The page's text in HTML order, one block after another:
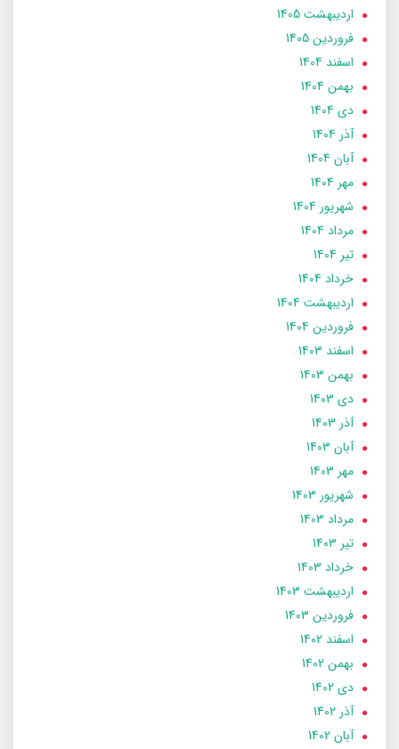
ارديبهشت 1405
فروردین 1405
اسفند 1404
بهمن 1404
دی 1404
آذر 1404
آبان 1404
مهر 1404
شهریور 1404
مرداد 1404
تير 1404
خرداد 1404
ارديبهشت 1404
فروردین 1404
اسفند 1403
بهمن 1403
دی 1403
آذر 1403
آبان 1403
مهر 1403
شهریور 1403
مرداد 1403
تير 1403
خرداد 1403
ارديبهشت 1403
فروردین 1403
اسفند 1402
بهمن 1402
دی 1402
آذر 1402
آبان 1402